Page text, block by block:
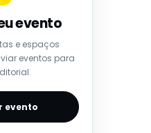
evento
e espaços
eventos para
evento